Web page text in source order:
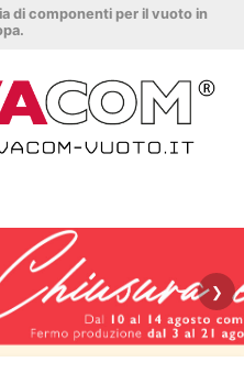
di componenti per il vuoto in
❯